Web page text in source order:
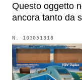
Questo oggetto
ancora tanto da
N. 103051318